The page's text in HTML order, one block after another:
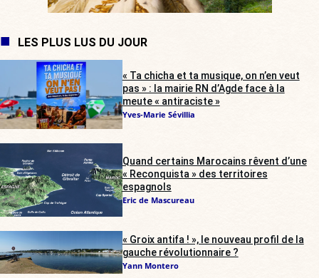
LES PLUS LUS DU JOUR
« Ta chicha et ta musique, on n’en veut
pas » : la mairie RN d’Agde face à la
meute « antiraciste »
Yves-Marie Sévillia
Quand certains Marocains rêvent d’une
« Reconquista » des territoires
espagnols
Eric de Mascureau
« Groix antifa ! », le nouveau profil de la
gauche révolutionnaire ?
Yann Montero